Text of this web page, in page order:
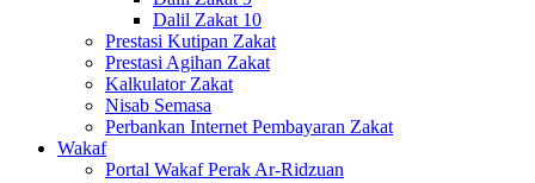
Dalil Zakat 10
Prestasi Kutipan Zakat
Prestasi Agihan Zakat
Kalkulator Zakat
Nisab Semasa
Perbankan Internet Pembayaran Zakat
Wakaf
Portal Wakaf Perak Ar-Ridzuan